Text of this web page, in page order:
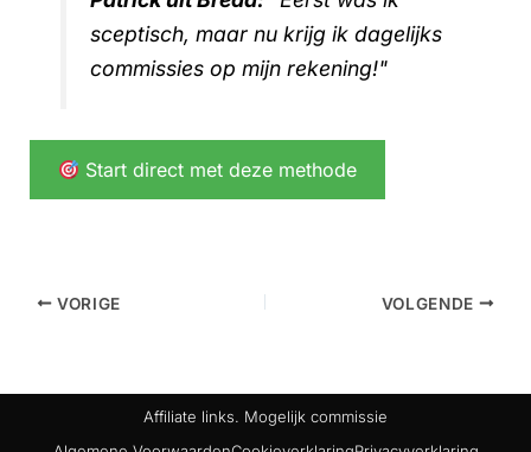
sceptisch, maar nu krijg ik dagelijks
commissies op mijn rekening!"
Start direct met deze methode
VORIGE VOLGENDE
Affiliate links. Mogelijk commissie